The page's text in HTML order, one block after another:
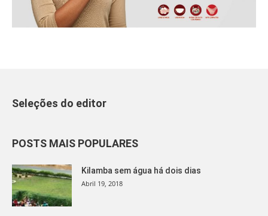
Seleções do editor
POSTS MAIS POPULARES
Kilamba sem água há dois dias
Abril 19, 2018